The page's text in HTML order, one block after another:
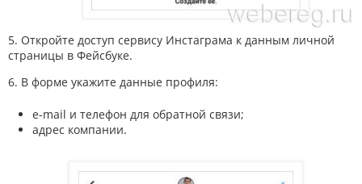
5. Откройте доступ сервису Инстаграма к данным личной
страницы в Фейсбуке.
6. В форме укажите данные профиля:
e-mail и телефон для обратной связи;
адрес компании.